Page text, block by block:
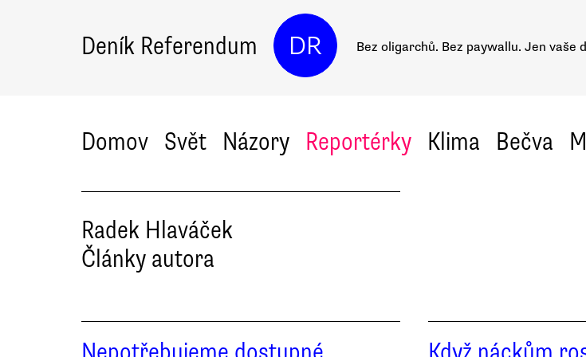
Deník Referendum DR Bez oligarchů. Bez paywallu. Jen vaše
Domov Svět Názory Reportérky Klima Bečva
Radek Hlaváček
Články autora